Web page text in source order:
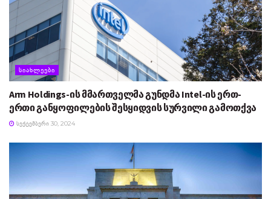
ᲡᲘᲐᲮᲚᲔᲔᲑᲘ
Arm Holdings-ის მმართველმა გუნდმა Intel-ის ერთ-
ერთი განყოფილების შესყიდვის სურვილი გამოთქვა
ᲡᲔᲥᲢᲔᲛᲑᲔᲠᲘ 30, 2024